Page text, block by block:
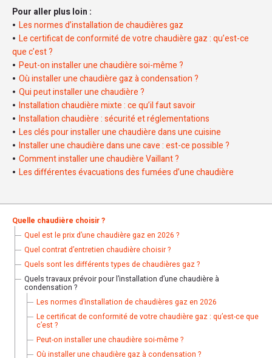
Pour aller plus loin :
Les normes d’installation de chaudières gaz
Le certificat de conformité de votre chaudière gaz : qu’est-ce
que c’est ?
Peut-on installer une chaudière soi-même ?
Où installer une chaudière gaz à condensation ?
Qui peut installer une chaudière ?
Installation chaudière mixte : ce qu’il faut savoir
Installation chaudière : sécurité et réglementations
Les clés pour installer une chaudière dans une cuisine
Installer une chaudière dans une cave : est-ce possible ?
Comment installer une chaudière Vaillant ?
Les différentes évacuations des fumées d’une chaudière
Quelle chaudière choisir ?
Quel est le prix d’une chaudière gaz en 2026 ?
Quel contrat d’entretien chaudière choisir ?
Quels sont les différents types de chaudières gaz ?
Quels travaux prévoir pour l’installation d’une chaudière à
condensation ?
Les normes d’installation de chaudières gaz en 2026
Le certificat de conformité de votre chaudière gaz : qu’est-ce que
c’est ?
Peut-on installer une chaudière soi-même ?
Où installer une chaudière gaz à condensation ?